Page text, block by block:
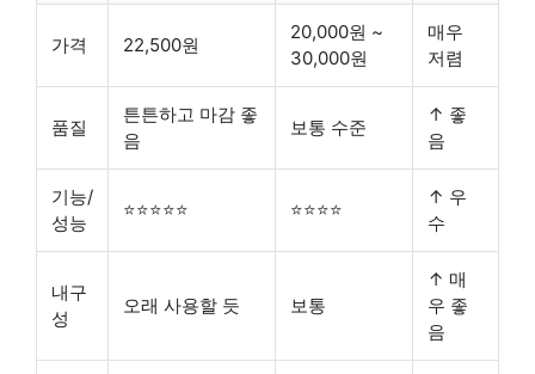
가격 22,500원
20,000원 ~
30,000원
매우
저렴
품질
튼튼하고 마감 좋
음
보통 수준
↑ 좋
음
기능/
성능
⭐⭐⭐⭐⭐ ⭐⭐⭐⭐
↑ 우
수
내구
성
오래 사용할 듯 보통
↑ 매
우 좋
음